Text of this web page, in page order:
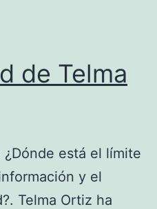
de Telma
está el límite
y el
Telma Ortiz ha